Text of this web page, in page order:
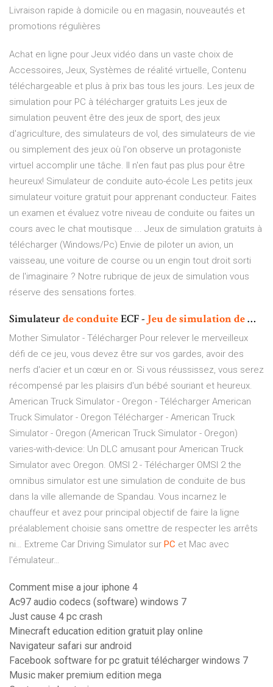
Livraison rapide à domicile ou en magasin, nouveautés et
promotions régulières
Achat en ligne pour Jeux vidéo dans un vaste choix de
Accessoires, Jeux, Systèmes de réalité virtuelle, Contenu
téléchargeable et plus à prix bas tous les jours. Les jeux de
simulation pour PC à télécharger gratuits Les jeux de
simulation peuvent être des jeux de sport, des jeux
d'agriculture, des simulateurs de vol, des simulateurs de vie
ou simplement des jeux où l'on observe un protagoniste
virtuel accomplir une tâche. Il n'en faut pas plus pour être
heureux! Simulateur de conduite auto-école Les petits jeux
simulateur voiture gratuit pour apprenant conducteur. Faites
un examen et évaluez votre niveau de conduite ou faites un
cours avec le chat moutisque ... Jeux de simulation gratuits à
télécharger (Windows/Pc) Envie de piloter un avion, un
vaisseau, une voiture de course ou un engin tout droit sorti
de l'imaginaire ? Notre rubrique de jeux de simulation vous
réserve des sensations fortes.
Simulateur deconduiteECF - Jeu desimulationde…
Mother Simulator - Télécharger Pour relever le merveilleux
défi de ce jeu, vous devez être sur vos gardes, avoir des
nerfs d'acier et un cœur en or. Si vous réussissez, vous serez
récompensé par les plaisirs d'un bébé souriant et heureux.
American Truck Simulator - Oregon - Télécharger American
Truck Simulator - Oregon Télécharger - American Truck
Simulator - Oregon (American Truck Simulator - Oregon)
varies-with-device: Un DLC amusant pour American Truck
Simulator avec Oregon. OMSI 2 - Télécharger OMSI 2 the
omnibus simulator est une simulation de conduite de bus
dans la ville allemande de Spandau. Vous incarnez le
chauffeur et avez pour principal objectif de faire la ligne
préalablement choisie sans omettre de respecter les arrêts
ni… Extreme Car Driving Simulator sur PC et Mac avec
l'émulateur…
Comment mise a jour iphone 4
Ac97 audio codecs (software) windows 7
Just cause 4 pc crash
Minecraft education edition gratuit play online
Navigateur safari sur android
Facebook software for pc gratuit télécharger windows 7
Music maker premium edition mega